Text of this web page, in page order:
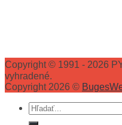
Copyright © 1991 - 2026
vyhradené.
Copyright 2026 ©
Hľadať: